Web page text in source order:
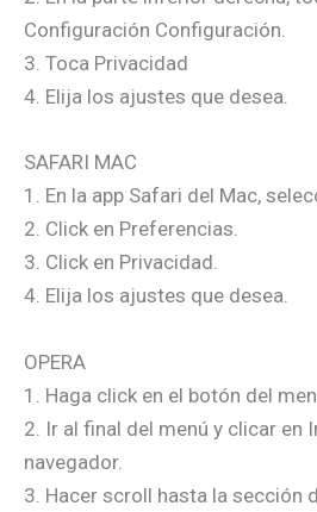
Configuración Configuración.
3. Toca Privacidad
4. Elija los ajustes que desea.
SAFARI MAC
1. En la app Safari del Mac,
2. Click en Preferencias.
3. Click en Privacidad.
4. Elija los ajustes que desea.
OPERA
1. Haga click en el botón del
2. Ir al final del menú y clicar en
navegador.
3. Hacer scroll hasta la sección